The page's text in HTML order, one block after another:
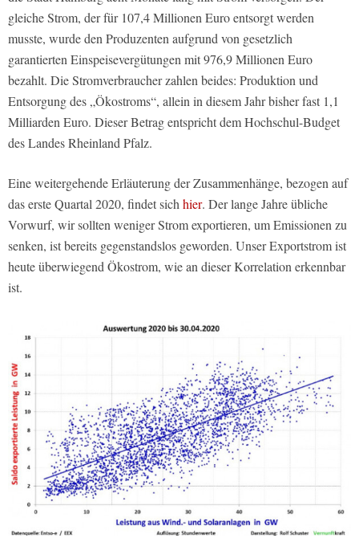
gleiche Strom, der für 107,4 Millionen Euro entsorgt werden
musste, wurde den Produzenten aufgrund von gesetzlich
garantierten Einspeisevergütungen mit 976,9 Millionen Euro
bezahlt. Die Stromverbraucher zahlen beides: Produktion und
Entsorgung des „Ökostroms“, allein in diesem Jahr bisher fast 1,1
Milliarden Euro. Dieser Betrag entspricht dem Hochschul-Budget
des Landes Rheinland Pfalz.
Eine weitergehende Erläuterung der Zusammenhänge, bezogen auf
das erste Quartal 2020, findet sich hier. Der lange Jahre übliche
Vorwurf, wir sollten weniger Strom exportieren, um Emissionen zu
senken, ist bereits gegenstandslos geworden. Unser Exportstrom ist
heute überwiegend Ökostrom, wie an dieser Korrelation erkennbar
ist.